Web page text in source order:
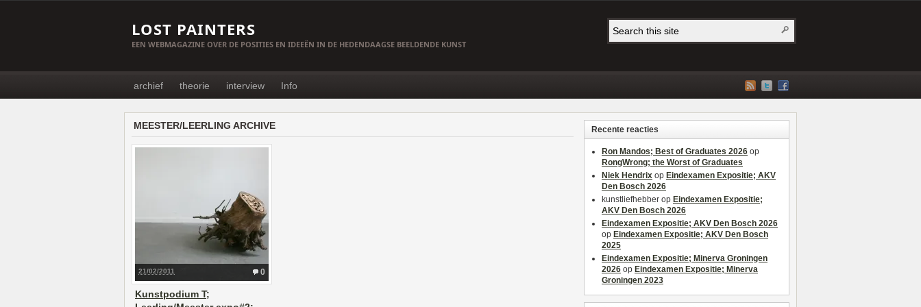
LOST PAINTERS
EEN WEBMAGAZINE OVER DE POSITIES EN IDEEËN IN DE HEDENDAAGSE BEELDENDE KUNST
archief theorie interview Info
MEESTER/LEERLING ARCHIVE
0
21/02/2011
Kunstpodium T;
Recente reacties
Ron Mandos; Best of Graduates 2026 op
RongWrong; the Worst of Graduates
Niek Hendrix op Eindexamen Expositie; AKV
Den Bosch 2026
kunstliefhebber op Eindexamen Expositie;
AKV Den Bosch 2026
Eindexamen Expositie; AKV Den Bosch 2026
op Eindexamen Expositie; AKV Den Bosch
2025
Eindexamen Expositie; Minerva Groningen
2026 op Eindexamen Expositie; Minerva
Groningen 2023